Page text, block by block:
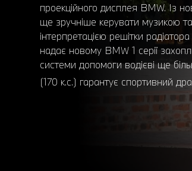
проекційного дисплея BMW. Із
ще зручніше керувати музикою
інтерпретацією решітки
надає новому BMW 1 серії
системи допомоги водієві ще
(170 к.с.) гарантує спортивний